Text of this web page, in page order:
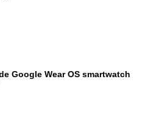
Google Wear OS smartwatch